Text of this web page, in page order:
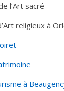
l’Art sacré
religieux à
à